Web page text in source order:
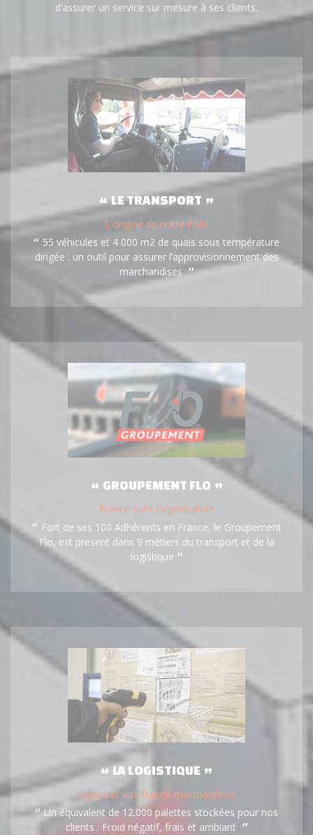
d’assurer un service sur mesure à ses clients.
LE TRANSPORT
L'origine de notre PME
55 véhicules et 4 000 m2 de quais sous température
dirigée : un outil pour assurer l’approvisionnement des
marchandises
GROUPEMENT FLO
France Lots Organisation
Fort de ses 100 Adhérents en France, le Groupement
Flo, est présent dans 9 métiers du transport et de la
logistique
LA LOGISTIQUE
organiser vos flux de marchandises
Un équivalent de 12.000 palettes stockées pour nos
clients : Froid négatif, frais et ambiant